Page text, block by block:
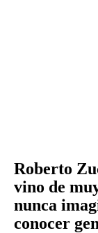
Roberto
vino de
nunca
conocer